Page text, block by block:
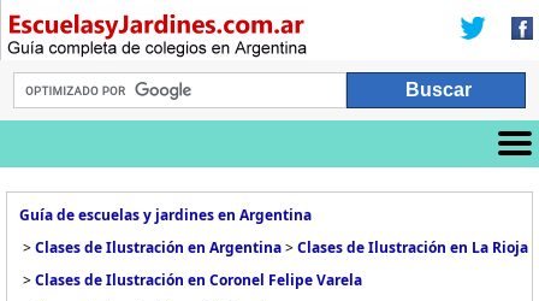
Guía de escuelas y jardines en Argentina
>Clases de Ilustración en Argentina>Clases de Ilustración en La Rioja
>Clases de Ilustración en Coronel Felipe Varela